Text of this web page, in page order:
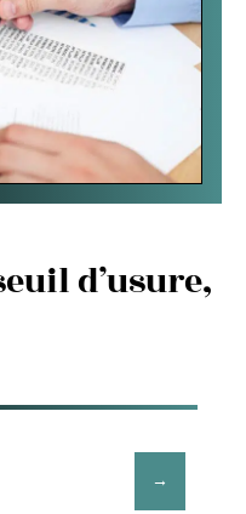
d’usure,